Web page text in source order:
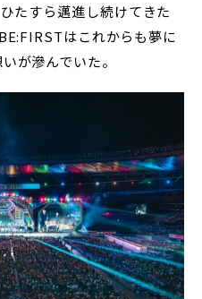
たすら邁進し続けてきた
はこれからも夢に
が滲んでいた。